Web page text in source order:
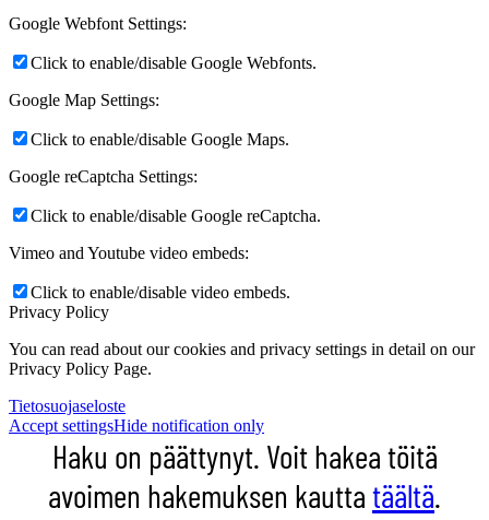
Google Webfont Settings:
Click to enable/disable Google Webfonts.
Google Map Settings:
Click to enable/disable Google Maps.
Google reCaptcha Settings:
Click to enable/disable Google reCaptcha.
Vimeo and Youtube video embeds:
Click to enable/disable video embeds.
Privacy Policy
You can read about our cookies and privacy settings in detail on our
Privacy Policy Page.
Tietosuojaseloste
Accept settingsHide notification only
Haku on päättynyt. Voit hakea töitä
avoimen hakemuksen kauttatäältä.